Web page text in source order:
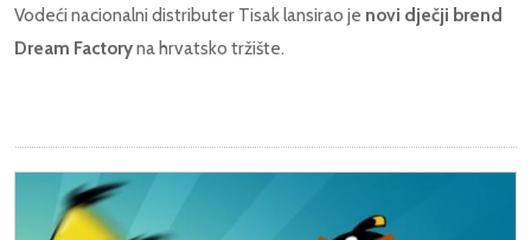
Vodeći nacionalni distributer Tisak lansirao je novi dječji brend
Dream Factoryna hrvatsko tržište.